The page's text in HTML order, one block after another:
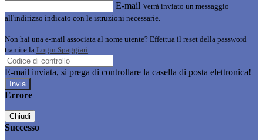
E-mail Verrà inviato un messaggio
all'indirizzo indicato con le istruzioni necessarie.
Non hai una e-mail associata al nome utente? Effettua il reset della password
tramite la Login Spaggiari
E-mail inviata, si prega di controllare la casella di posta elettronica!
Errore
Chiudi
Successo